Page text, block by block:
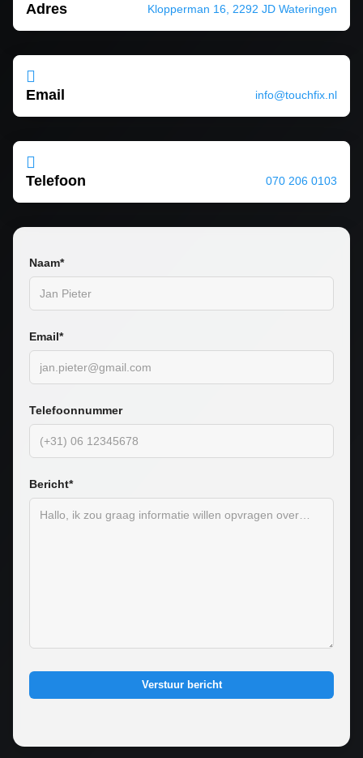
Naam*
Email*
Telefoonnummer
Bericht*
Verstuur bericht
Adres Klopperman 16, 2292 JD Wateringen

Email info@touchfix.nl

Telefoon 070 206 0103